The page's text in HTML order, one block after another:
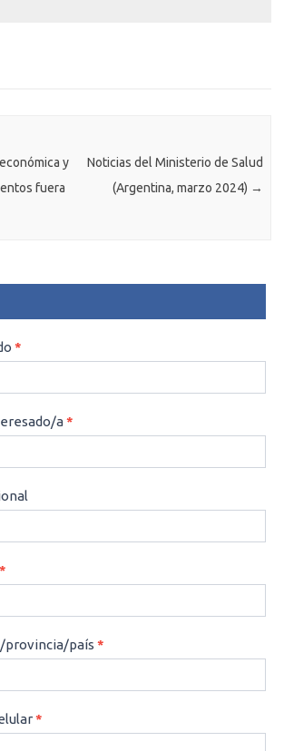
y
fuera
Noticias del Ministerio de Salud
(Argentina, marzo 2024) →
*
a*
*
provincia/país *
*